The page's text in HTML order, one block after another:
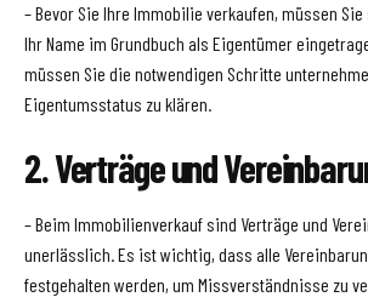
– Bevor Sie Ihre Immobilie verkaufen, müssen
Ihr Name im Grundbuch als Eigentümer
müssen Sie die notwendigen Schritte
Eigentumsstatus zu klären.
2. Verträge und
– Beim Immobilienverkauf sind Verträge und
unerlässlich. Es ist wichtig, dass alle
festgehalten werden, um Missverständnisse zu